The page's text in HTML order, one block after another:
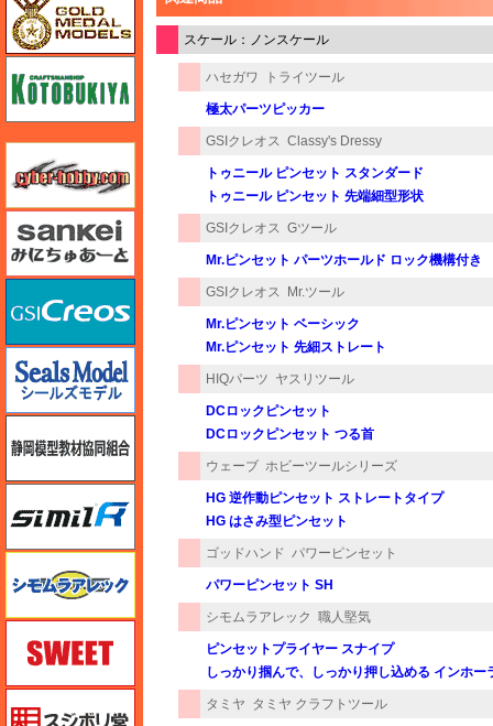
スケール：ノンスケール
ハセガワ トライツール
極太パーツピッカー
GSIクレオス Classy's Dressy
トゥニール ピンセット スタンダード
トゥニール ピンセット 先端細型形状
GSIクレオス Gツール
Mr.ピンセット パーツホールド ロック機構付き
GSIクレオス Mr.ツール
Mr.ピンセット ベーシック
Mr.ピンセット 先細ストレート
HIQパーツ ヤスリツール
DCロックピンセット
DCロックピンセット つる首
ウェーブ ホビーツールシリーズ
HG 逆作動ピンセット ストレートタイプ
HG はさみ型ピンセット
ゴッドハンド パワーピンセット
パワーピンセット SH
シモムラアレック 職人堅気
ピンセットプライヤー スナイプ
しっかり掴んで、しっかり押し込める インホー
タミヤ タミヤ クラフトツール
コトブキヤ
さんけい みにちゅあーと
GSIクレオス
シールズモデル
シミラー（similR）
シモムラアレック
スイート（SWEET）